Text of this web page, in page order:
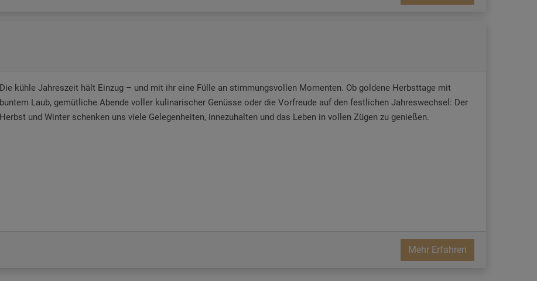
Die kühle Jahreszeit hält Einzug – und mit ihr eine Fülle an stimmungsvollen Momenten. Ob goldene Herbsttage mit
buntem Laub, gemütliche Abende voller kulinarischer Genüsse oder die Vorfreude auf den festlichen Jahreswechsel: Der
Herbst und Winter schenken uns viele Gelegenheiten, innezuhalten und das Leben in vollen Zügen zu genießen.
Mehr Erfahren